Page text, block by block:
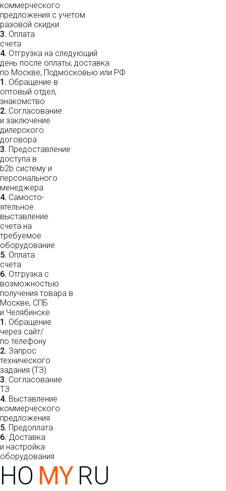
коммерческого
предложения с учетом
разовой скидки
3. Оплата
счета
4. Отгрузка на следующий
день после оплаты, доставка
по Москве, Подмосковью или РФ
1. Обращение в
оптовый отдел,
знакомство
2. Согласование
и заключение
дилерского
договора
3. Пре­до­ста­вле­ние
доступа в
b2b систему и
персо­нального
мене­джера
4. Само­сто­-
ятель­ное
выставление
счета на
требуемое
оборудование
5. Оплата
счета
6. Отгрузка с
возможностью
получения товара в
Москве, СПБ
и Челябинске
1. Обращение
через сайт/
по телефону
2. Запрос
технического
задания (ТЗ)
3. Согласование
ТЗ
4. Выставление
коммерческого
предложения
5. Предоплата
6. Доставка
и настройка
оборудования
HO MY RU